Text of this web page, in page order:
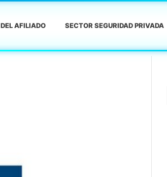
AFILIADO SECTOR SEGURIDAD PRIVADA